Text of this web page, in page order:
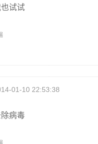
试试
01-10 22:53:38
病毒